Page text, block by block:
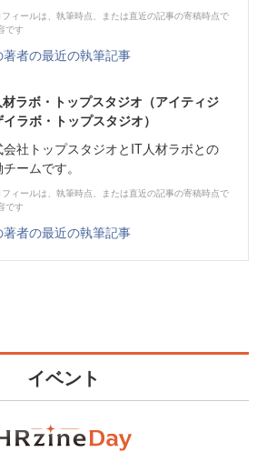
ィールは、執筆時点、または直近の記事の寄稿時点で
です
著者の最近の執筆記事
ラボ・トップスタジオ（アイティジ
イラボ・トップスタジオ）
会社トップスタジオとIT人材ラボとの
ームです。
ィールは、執筆時点、または直近の記事の寄稿時点で
です
著者の最近の執筆記事
イベント